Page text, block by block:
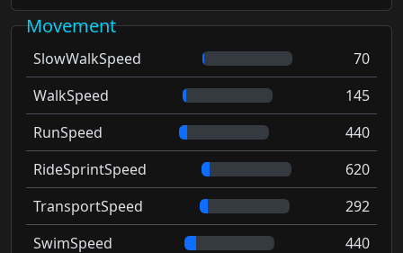
Movement
SlowWalkSpeed
70
WalkSpeed
145
RunSpeed
440
RideSprintSpeed
620
TransportSpeed
292
SwimSpeed
440